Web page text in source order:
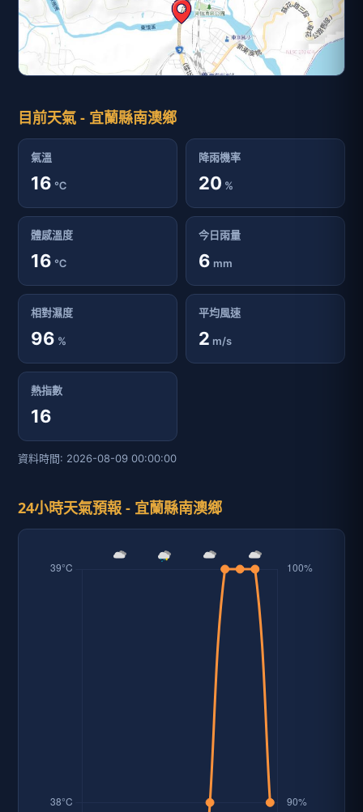
目前天氣 - 宜蘭縣南澳鄉
氣溫
16 ℃
降雨機率
20 %
體感溫度
16 ℃
今日雨量
6 mm
相對濕度
96 %
平均風速
2 m/s
熱指數
16
資料時間: 2026-08-09 00:00:00
24小時天氣預報 - 宜蘭縣南澳鄉